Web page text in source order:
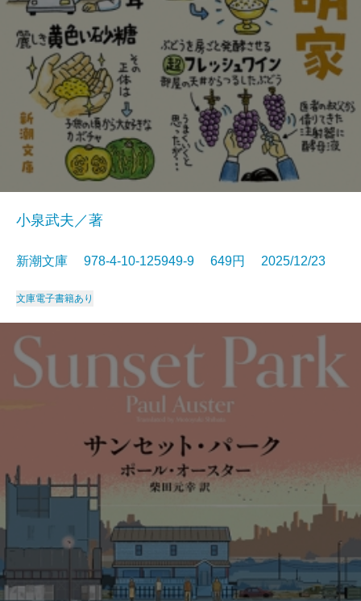
小泉武夫／著
新潮文庫 978-4-10-125949-9 649円 2025/12/23
文庫電子書籍あり